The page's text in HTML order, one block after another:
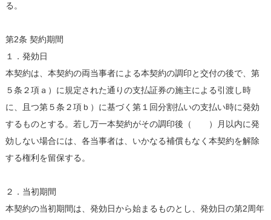
る。
第2条 契約期間
１．発効日
本契約は、本契約の両当事者による本契約の調印と交付の後で、第
５条２項ａ）に規定された通りの支払証券の施主による引渡し時
に、且つ第５条２項ｂ）に基づく第１回分割払いの支払い時に発効
するものとする。若し万一本契約がその調印後（ ）月以内に発
効しない場合には、各当事者は、いかなる補償もなく本契約を解除
する権利を留保する。
２．当初期間
本契約の当初期間は、発効日から始まるものとし、発効日の第2周年